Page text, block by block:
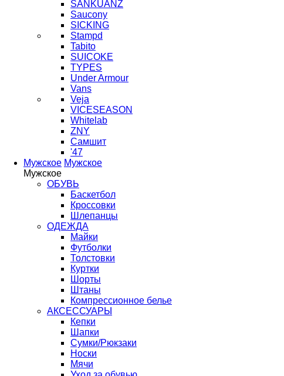
SANKUANZ
Saucony
SICKING
Stampd
Tabito
SUICOKE
TYPES
Under Armour
Vans
Veja
VICESEASON
Whitelab
ZNY
Самшит
'47
Мужское Мужское
Мужское
ОБУВЬ
Баскетбол
Кроссовки
Шлепанцы
ОДЕЖДА
Майки
Футболки
Толстовки
Куртки
Шорты
Штаны
Компрессионное белье
АКСЕССУАРЫ
Кепки
Шапки
Сумки/Рюкзаки
Носки
Мячи